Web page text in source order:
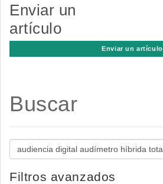
Enviar un
artículo
Enviar un artículo
Buscar
Buscar
artículos
Filtros avanzados